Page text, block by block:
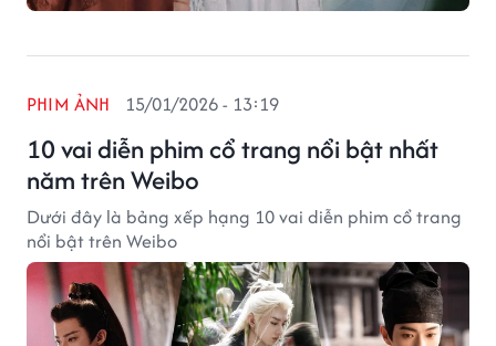
10 vai diễn phim cổ trang nổi bật nhất
năm trên Weibo
PHIM ẢNH 15/01/2026 - 13:19
Dưới đây là bảng xếp hạng 10 vai diễn phim cổ trang
nổi bật trên Weibo